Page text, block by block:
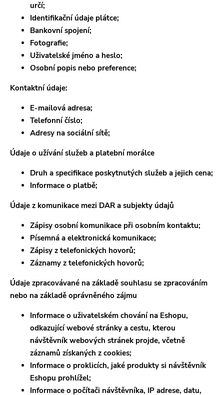
určí;
Identifikační údaje plátce;
Bankovní spojení;
Fotografie;
Uživatelské jméno a heslo;
Osobní popis nebo preference;
Kontaktní údaje:
E-mailová adresa;
Telefonní číslo;
Adresy na sociální sítě;
Údaje o užívání služeb a platební morálce
Druh a specifikace poskytnutých služeb a jejich cena;
Informace o platbě;
Údaje z komunikace mezi DAR a subjekty údajů
Zápisy osobní komunikace při osobním kontaktu;
Písemná a elektronická komunikace;
Zápisy z telefonických hovorů;
Záznamy z telefonických hovorů;
Údaje zpracovávané na základě souhlasu se zpracováním
nebo na základě oprávněného zájmu
Informace o uživatelském chování na Eshopu,
odkazující webové stránky a cestu, kterou
návštěvník webových stránek projde, včetně
záznamů získaných z cookies;
Informace o proklicích, jaké produkty si návštěvník
Eshopu prohlížel;
Informace o počítači návštěvníka, IP adrese, datu,